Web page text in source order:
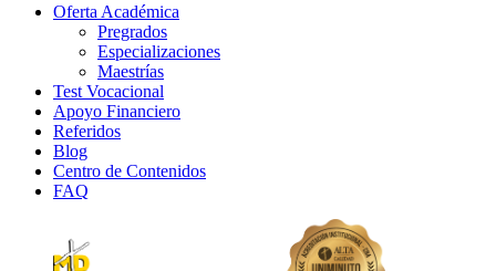
Oferta Académica
Pregrados
Especializaciones
Maestrías
Test Vocacional
Apoyo Financiero
Referidos
Blog
Centro de Contenidos
FAQ